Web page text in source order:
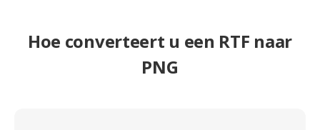
Hoe converteert u een RTF naar
PNG